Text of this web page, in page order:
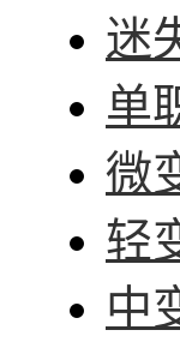
迷
单
微
轻
中